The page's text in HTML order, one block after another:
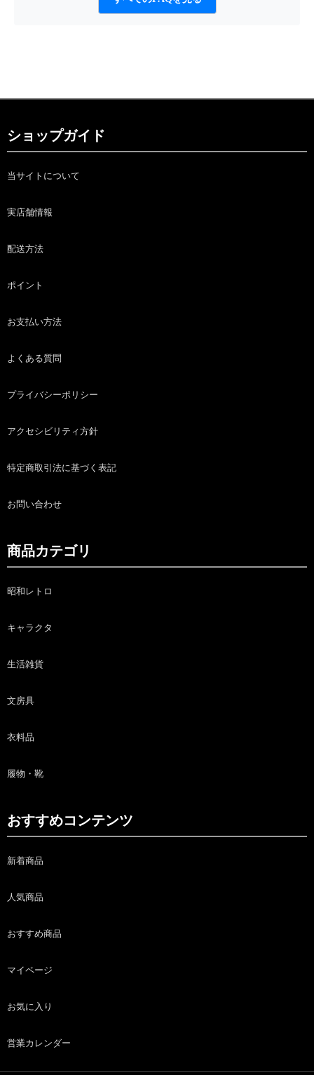
ショップガイド
当サイトについて
実店舗情報
配送方法
ポイント
お支払い方法
よくある質問
プライバシーポリシー
アクセシビリティ方針
特定商取引法に基づく表記
お問い合わせ
商品カテゴリ
昭和レトロ
キャラクタ
生活雑貨
文房具
衣料品
履物・靴
おすすめコンテンツ
新着商品
人気商品
おすすめ商品
マイページ
お気に入り
営業カレンダー